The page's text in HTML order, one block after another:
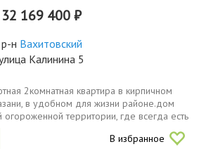
32 169 400 ₽
р-н Вахитовский
Калинина 5
2комнатная квартира в кирпичном
в удобном для жизни районе.дом
территории, где всегда есть
квартира в хорошем состоянии,
В избранное